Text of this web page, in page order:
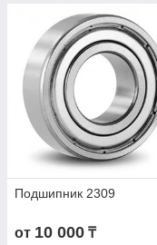
Подшипник 2309
от 10 000 ₸